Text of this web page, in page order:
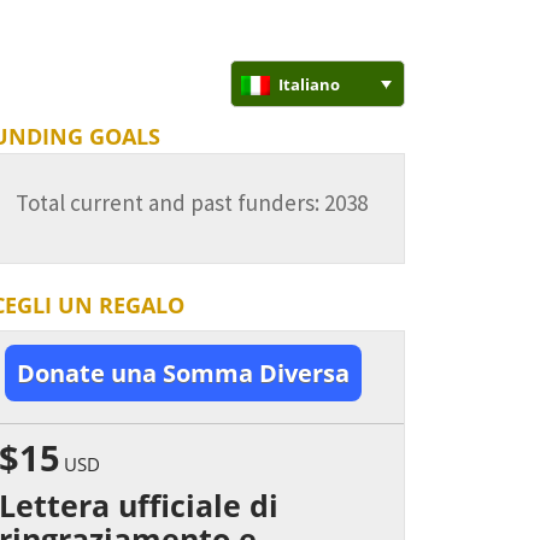
Italiano
GOALS
Total current and past funders: 2038
UN REGALO
Donate una Somma Diversa
USD
ufficiale di